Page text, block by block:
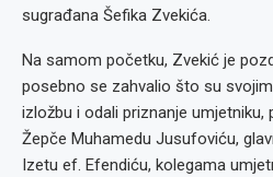
sugrađana Šefika Zvekića.
Na samom početku, Zvekić je
posebno se zahvalio što su
izložbu i odali priznanje umjetniku,
Žepče Muhamedu Jusufoviću,
Izetu ef. Efendiću, kolegama